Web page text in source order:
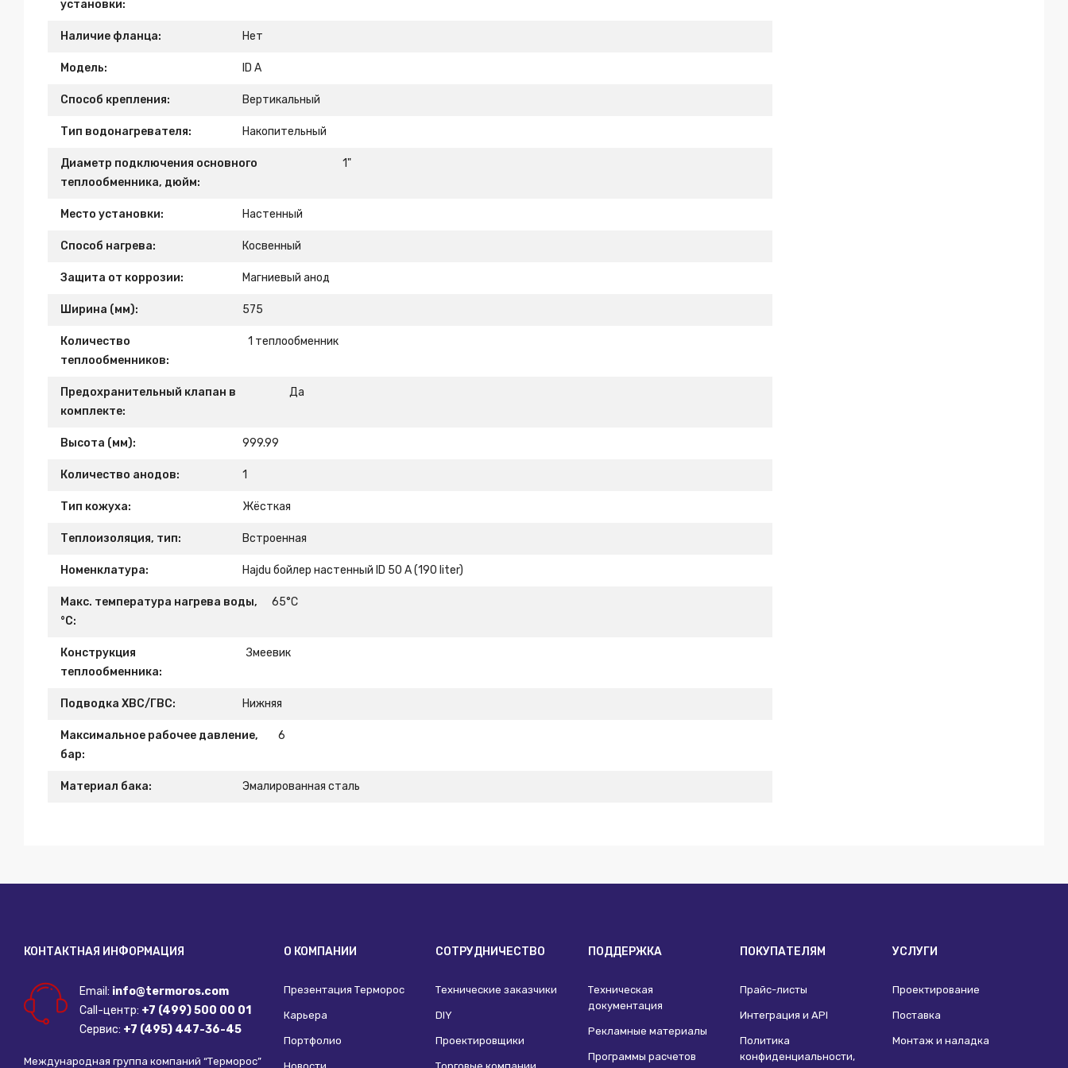
установки:
Наличие фланца: Нет
Модель: ID A
Способ крепления: Вертикальный
Тип водонагревателя: Накопительный
Диаметр подключения основного
теплообменника, дюйм:
1"
Место установки: Настенный
Способ нагрева: Косвенный
Защита от коррозии: Магниевый анод
Ширина (мм): 575
Количество
теплообменников:
1 теплообменник
Предохранительный клапан в
комплекте:
Да
Высота (мм): 999.99
Количество анодов: 1
Тип кожуха: Жёсткая
Теплоизоляция, тип: Встроенная
Номенклатура: Hajdu бойлер настенный ID 50 A (190 liter)
Макс. температура нагрева воды,
°С:
65°С
Конструкция
теплообменника:
Змеевик
Подводка ХВС/ГВС: Нижняя
Максимальное рабочее давление,
бар:
6
Материал бака: Эмалированная сталь
КОНТАКТНАЯ ИНФОРМАЦИЯ
Email: info@termoros.com
Call-центр: +7 (499) 500 00 01
Сервис: +7 (495) 447-36-45
Международная группа компаний “Терморос”
О КОМПАНИИ
Презентация Терморос
Карьера
Портфолио
СОТРУДНИЧЕСТВО
Технические заказчики
DIY
Проектировщики
ПОДДЕРЖКА
Техническая
документация
Рекламные материалы
Программы расчетов
ПОКУПАТЕЛЯМ
Прайс-листы
Интеграция и API
Политика
конфиденциальности,
УСЛУГИ
Проектирование
Поставка
Монтаж и наладка